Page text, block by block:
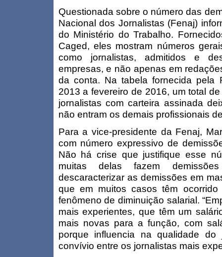
Questionada sobre o número das
Nacional dos Jornalistas (Fenaj)
do Ministério do Trabalho.
Caged, eles mostram números
como jornalistas, admitidos e
empresas, e não apenas em
da conta. Na tabela fornecida pela
2013 a fevereiro de 2016, um total
jornalistas com carteira assinada
não entram os demais profissionais
Para a vice-presidente da Fenaj,
com número expressivo de
Não há crise que justifique esse
muitas delas fazem
descaracterizar as demissões em
que em muitos casos têm
fenômeno de diminuição salarial.
mais experientes, que têm um
mais novas para a função, com
porque influencia na qualidade
convívio entre os jornalistas mais